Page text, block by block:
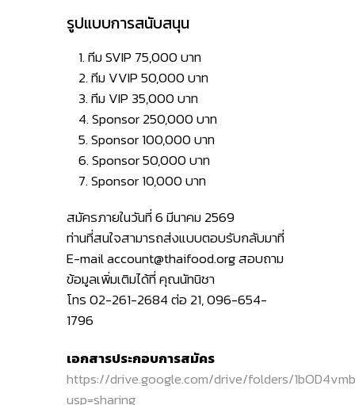
รูปแบบการสนับสนุน
1. ทีม SVIP 75,000 บาท
2. ทีม VVIP 50,000 บาท
3. ทีม VIP 35,000 บาท
4. Sponsor 250,000 บาท
5. Sponsor 100,000 บาท
6. Sponsor 50,000 บาท
7. Sponsor 10,000 บาท
สมัครภายในวันที่ 6 มีนาคม 2569
ท่านที่สนใจสามารถส่งแบบตอบรับกลับมาที่
E-mail account@thaifood.org สอบถาม
ข้อมูลเพิ่มเติมได้ที่ คุณนัทนิชา
โทร 02-261-2684 ต่อ 21, 096-654-
1796
เอกสารประกอบการสมัคร
https://drive.google.com/drive/folders/
usp=sharing